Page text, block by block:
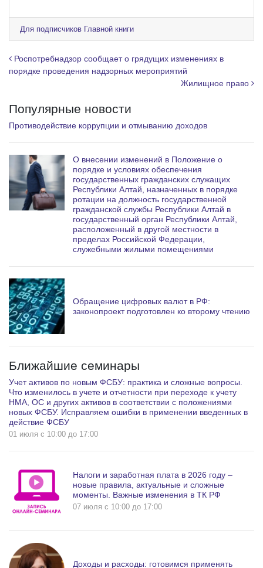
e
g
r
a
Для подписчиков Главной книги
Навигация по записям
Роспотребнадзор сообщает о грядущих изменениях в
порядке проведения надзорных мероприятий
Жилищное право
Популярные новости
Противодействие коррупции и отмыванию доходов
О внесении изменений в Положение о
порядке и условиях обеспечения
государственных гражданских служащих
Республики Алтай, назначенных в порядке
ротации на должность государственной
гражданской службы Республики Алтай в
государственный орган Республики Алтай,
расположенный в другой местности в
пределах Российской Федерации,
служебными жилыми помещениями
Обращение цифровых валют в РФ:
законопроект подготовлен ко второму чтению
Ближайшие семинары
Учет активов по новым ФСБУ: практика и сложные вопросы.
Что изменилось в учете и отчетности при переходе к учету
НМА, ОС и других активов в соответствии с положениями
новых ФСБУ. Исправляем ошибки в применении введенных в
действие ФСБУ
01 июля c 10:00 до 17:00
Налоги и заработная плата в 2026 году –
новые правила, актуальные и сложные
моменты. Важные изменения в ТК РФ
07 июля c 10:00 до 17:00
Доходы и расходы: готовимся применять